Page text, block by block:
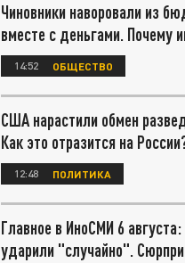
Чиновники наворовали из
вместе с деньгами. Почему
14:52 ОБЩЕСТВО
США нарастили обмен
Как это отразится на
12:48 ПОЛИТИКА
Главное в ИноСМИ 6
ударили "случайно".